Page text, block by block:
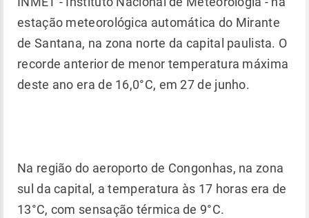
estação meteorológica automática do Mirante
de Santana, na zona norte da capital paulista. O
recorde anterior de menor temperatura máxima
deste ano era de 16,0°C, em 27 de junho.
Na região do aeroporto de Congonhas, na zona
sul da capital, a temperatura às 17 horas era de
13°C, com sensação térmica de 9°C.